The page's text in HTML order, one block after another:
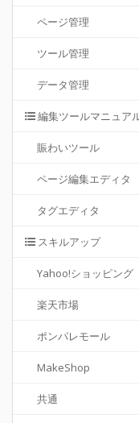
ページ管理
ツール管理
データ管理
編集ツールマニュア
賑わいツール
ページ編集エディタ
タグエディタ
スキルアップ
Yahoo!ショッピング
楽天市場
ポンパレモール
MakeShop
共通